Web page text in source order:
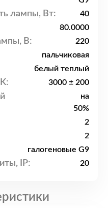
лампы, Вт: 40
80.0000
В: 220
пальчиковая
белый теплый
3000 ± 200
на
50%
2
2
галогеновые G9
IP: 20